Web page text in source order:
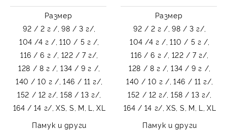
Размер
92 / 2 г /, 98 / 3 г/,
104 /4 г /, 110 / 5 г /,
116 / 6 г /, 122 / 7 г/,
128 / 8 г /, 134 / 9 г /,
140 / 10 г /, 146 / 11 г/,
152 / 12 г/, 158 / 13 г/,
164 / 14 г/, XS, S, M, L,
XL
Памук и други
Размер
92 / 2 г /, 98 / 3 г/,
104 /4 г /, 110 / 5 г /,
116 / 6 г /, 122 / 7 г/,
128 / 8 г /, 134 / 9 г /,
140 / 10 г /, 146 / 11 г/,
152 / 12 г/, 158 / 13 г/,
164 / 14 г/, XS, S, M, L,
XL
Памук и други